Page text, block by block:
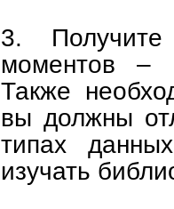
3.
моментов –
Также
вы должны
типах
изучать